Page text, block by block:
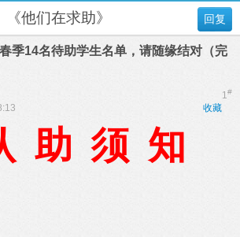
回复
《他们在求助》
季14名待助学生名单，请随缘结对（完
1#
收藏
助 须 知